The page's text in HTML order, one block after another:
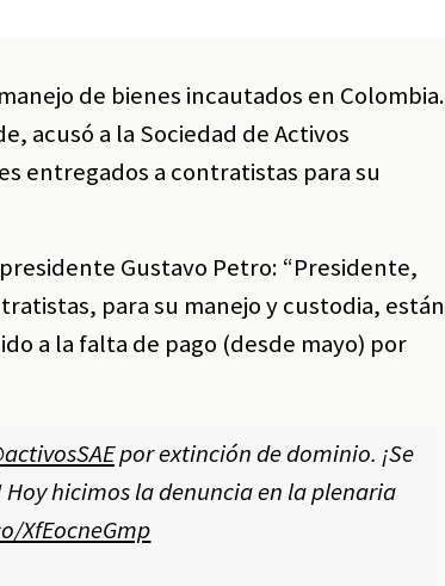
de bienes incautados en Colombia.
acusó a la Sociedad de Activos
entregados a contratistas para su
Gustavo Petro: “Presidente,
para su manejo y custodia, están
a la falta de pago (desde mayo) por
por extinción de dominio. ¡Se
Hoy hicimos la denuncia en la plenaria
XfEocneGmp